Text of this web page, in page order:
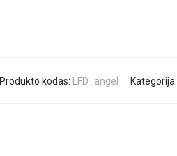
Produkto kodas: LFD_angel Kategorija: